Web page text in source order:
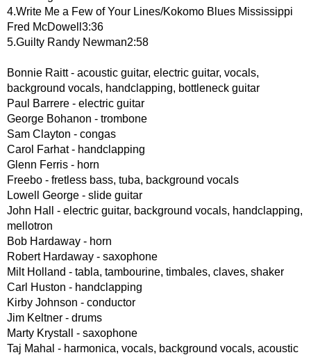
4.Write Me a Few of Your Lines/Kokomo Blues Mississippi
Fred McDowell3:36
5.Guilty Randy Newman2:58
Bonnie Raitt - acoustic guitar, electric guitar, vocals,
background vocals, handclapping, bottleneck guitar
Paul Barrere - electric guitar
George Bohanon - trombone
Sam Clayton - congas
Carol Farhat - handclapping
Glenn Ferris - horn
Freebo - fretless bass, tuba, background vocals
Lowell George - slide guitar
John Hall - electric guitar, background vocals, handclapping,
mellotron
Bob Hardaway - horn
Robert Hardaway - saxophone
Milt Holland - tabla, tambourine, timbales, claves, shaker
Carl Huston - handclapping
Kirby Johnson - conductor
Jim Keltner - drums
Marty Krystall - saxophone
Taj Mahal - harmonica, vocals, background vocals, acoustic